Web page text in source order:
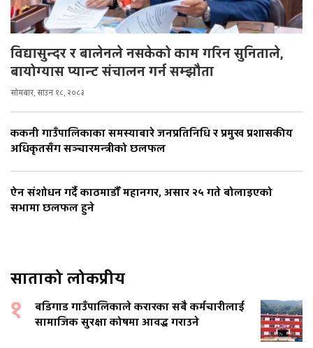
विद्यासुन्दर र बालेनले नसकेको काम गरिन सुनिताले,
बायोग्यास प्यान्ट संचालन गर्न सम्झौता
सोमबार, साउन १८, २०८३
ककनी गाउँपालिकाका समस्याबारे जनप्रतिनिधि र प्रमुख प्रशासकीय
अधिकृतसँग सञ्चारमन्त्रीको छलफल
ऐन संशोधन गर्दै काठमाडौँ महानगर, असार २५ गते बोलाइएको
सभामा छलफल हुने
साताको लोकप्रीय
१
बडिगाड गाउँपालिकाले करारका सबै कर्मचारीलाई
सामाजिक सुरक्षा कोषमा आवद्ध गराउने